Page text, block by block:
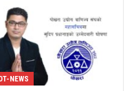
NEWS